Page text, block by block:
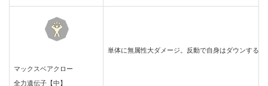
マックスベアクロー
全力遺伝子【中】
単体に無属性大ダメージ。反動で自身はダウンする。